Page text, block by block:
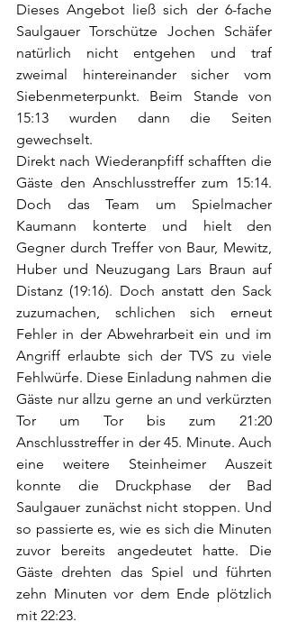
Dieses Angebot ließ sich der 6-fache
Saulgauer Torschütze Jochen Schäfer
natürlich nicht entgehen und traf
zweimal hintereinander sicher vom
Siebenmeterpunkt. Beim Stande von
15:13 wurden dann die Seiten
gewechselt.
Direkt nach Wiederanpfiff schafften die
Gäste den Anschlusstreffer zum 15:14.
Doch das Team um Spielmacher
Kaumann konterte und hielt den
Gegner durch Treffer von Baur, Mewitz,
Huber und Neuzugang Lars Braun auf
Distanz (19:16). Doch anstatt den Sack
zuzumachen, schlichen sich erneut
Fehler in der Abwehrarbeit ein und im
Angriff erlaubte sich der TVS zu viele
Fehlwürfe. Diese Einladung nahmen die
Gäste nur allzu gerne an und verkürzten
Tor um Tor bis zum 21:20
Anschlusstreffer in der 45. Minute. Auch
eine weitere Steinheimer Auszeit
konnte die Druckphase der Bad
Saulgauer zunächst nicht stoppen. Und
so passierte es, wie es sich die Minuten
zuvor bereits angedeutet hatte. Die
Gäste drehten das Spiel und führten
zehn Minuten vor dem Ende plötzlich
mit 22:23.